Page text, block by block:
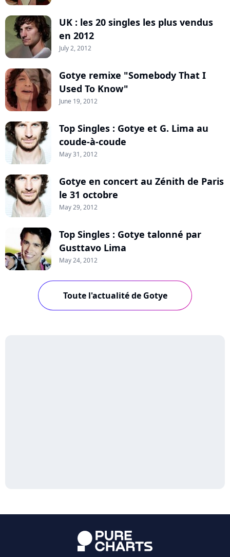
UK : les 20 singles les plus vendus
en 2012
July 2, 2012
Gotye remixe "Somebody That I
Used To Know"
June 19, 2012
Top Singles : Gotye et G. Lima au
coude-à-coude
May 31, 2012
Gotye en concert au Zénith de Paris
le 31 octobre
May 29, 2012
Top Singles : Gotye talonné par
Gusttavo Lima
May 24, 2012
Toute l'actualité de Gotye